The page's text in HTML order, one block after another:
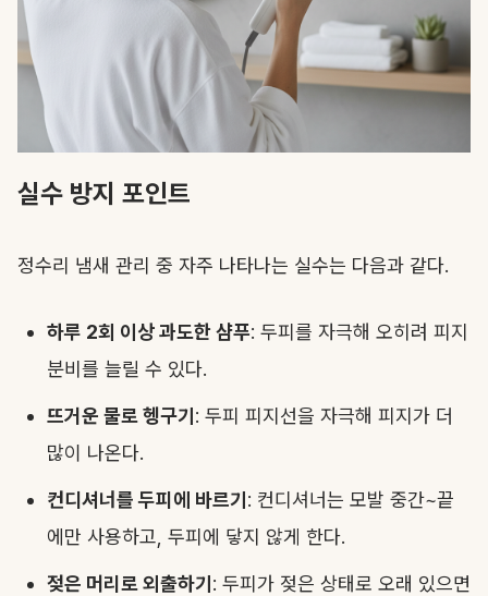
실수 방지 포인트
정수리 냄새 관리 중 자주 나타나는 실수는 다음과 같다.
하루 2회 이상 과도한 샴푸: 두피를 자극해 오히려 피지
분비를 늘릴 수 있다.
뜨거운 물로 헹구기 : 두피 피지선을 자극해 피지가 더
많이 나온다.
컨디셔너를 두피에 바르기 : 컨디셔너는 모발 중간~끝
에만 사용하고, 두피에 닿지 않게 한다.
젖은 머리로 외출하기 : 두피가 젖은 상태로 오래 있으면